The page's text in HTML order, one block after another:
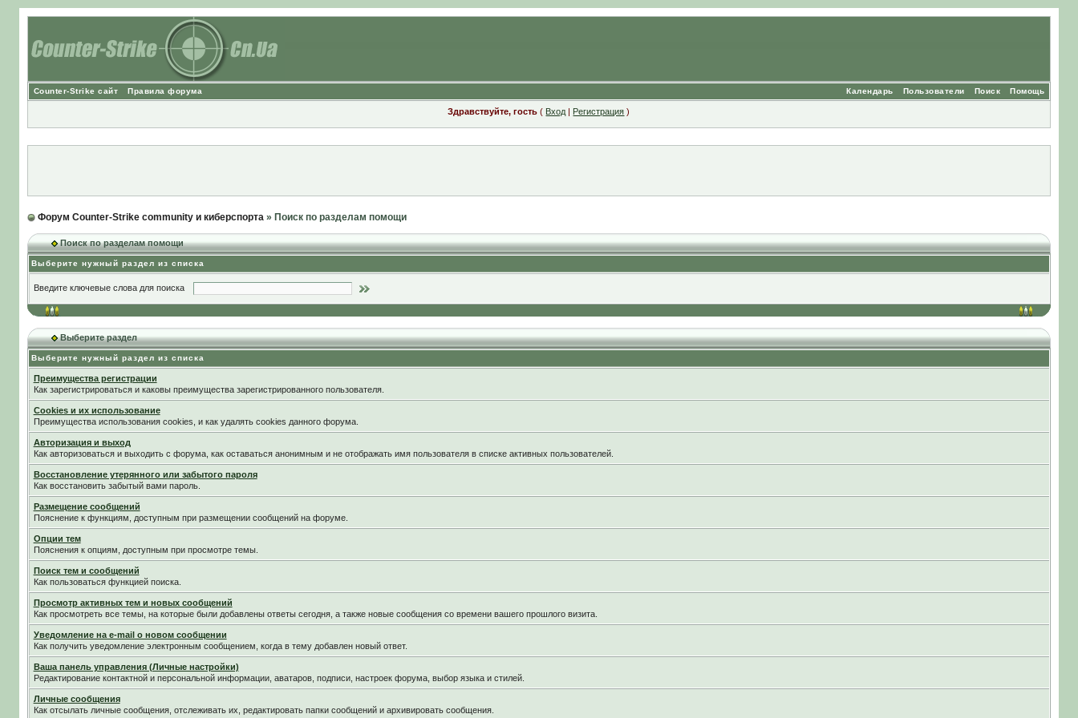
Counter-Strike сайт Правила форума Помощь
Поиск
Пользователи
Календарь
Здравствуйте, гость ( Вход | Регистрация )
Форум Counter-Strike community и киберспорта» Поиск по разделам помощи
Поиск по разделам помощи
Выберите нужный раздел из списка
Введите ключевые слова для поиска
Выберите раздел
Выберите нужный раздел из списка
Преимущества регистрации
Как зарегистрироваться и каковы преимущества зарегистрированного пользователя.
Cookies и их использование
Преимущества использования cookies, и как удалять cookies данного форума.
Авторизация и выход
Как авторизоваться и выходить с форума, как оставаться анонимным и не отображать имя пользователя в списке активных пользователей.
Восстановление утерянного или забытого пароля
Как восстановить забытый вами пароль.
Размещение сообщений
Пояснение к функциям, доступным при размещении сообщений на форуме.
Опции тем
Пояснения к опциям, доступным при просмотре темы.
Поиск тем и сообщений
Как пользоваться функцией поиска.
Просмотр активных тем и новых сообщений
Как просмотреть все темы, на которые были добавлены ответы сегодня, а также новые сообщения со времени вашего прошлого визита.
Уведомление на е-mail о новом сообщении
Как получить уведомление электронным сообщением, когда в тему добавлен новый ответ.
Ваша панель управления (Личные настройки)
Редактирование контактной и персональной информации, аватаров, подписи, настроек форума, выбор языка и стилей.
Личные сообщения
Как отсылать личные сообщения, отслеживать их, редактировать папки сообщений и архивировать сообщения.